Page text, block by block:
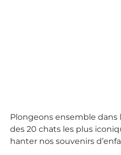
Plongeons ensemble
des 20 chats les plus
hanter nos souvenirs